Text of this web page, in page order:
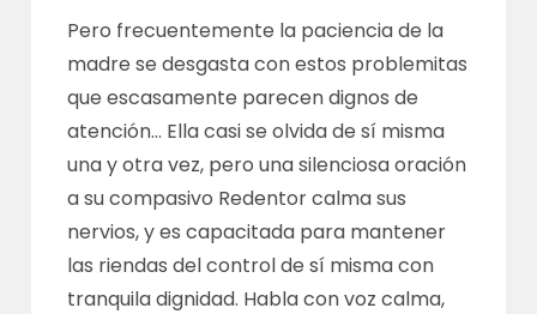
Pero frecuentemente la paciencia de la
madre se desgasta con estos problemitas
que escasamente parecen dignos de
atención… Ella casi se olvida de sí misma
una y otra vez, pero una silenciosa oración
a su compasivo Redentor calma sus
nervios, y es capacitada para mantener
las riendas del control de sí misma con
tranquila dignidad. Habla con voz calma,